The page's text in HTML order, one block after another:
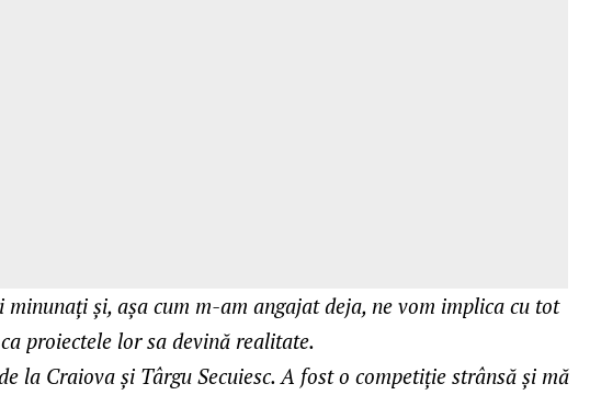
și, așa cum m-am angajat deja, ne vom implica cu tot
proiectele lor sa devină realitate.
la Craiova și Târgu Secuiesc. A fost o competiție strânsă și mă